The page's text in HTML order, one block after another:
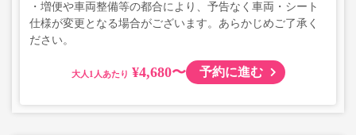
・増便や車両整備等の都合により、予告なく車両・シート
仕様が変更となる場合がございます。あらかじめご了承く
ださい。
大人 ¥4,680〜 予約に進む